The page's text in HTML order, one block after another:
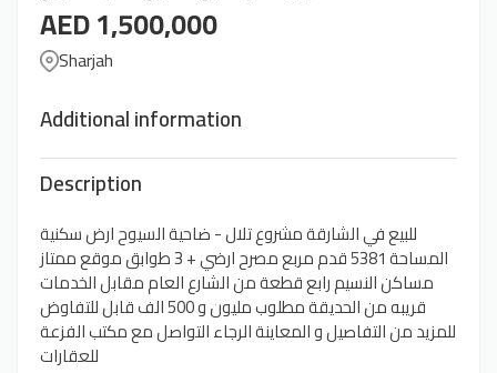
AED 1,500,000
Sharjah
Additional information
Description
للبيع في الشارقة مشروع تلال - ضاحية السيوح ارض سكنية
المساحة 5381 قدم مربع مصرح ارضي + 3 طوابق موقع ممتاز
مساكن النسيم رابع قطعة من الشارع العام مقابل الخدمات
قريبه من الحديقة مطلوب مليون و 500 الف قابل للتفاوض
للمزيد من التفاصيل و المعاينة الرجاء التواصل مع مكتب الفزعة
للعقارات